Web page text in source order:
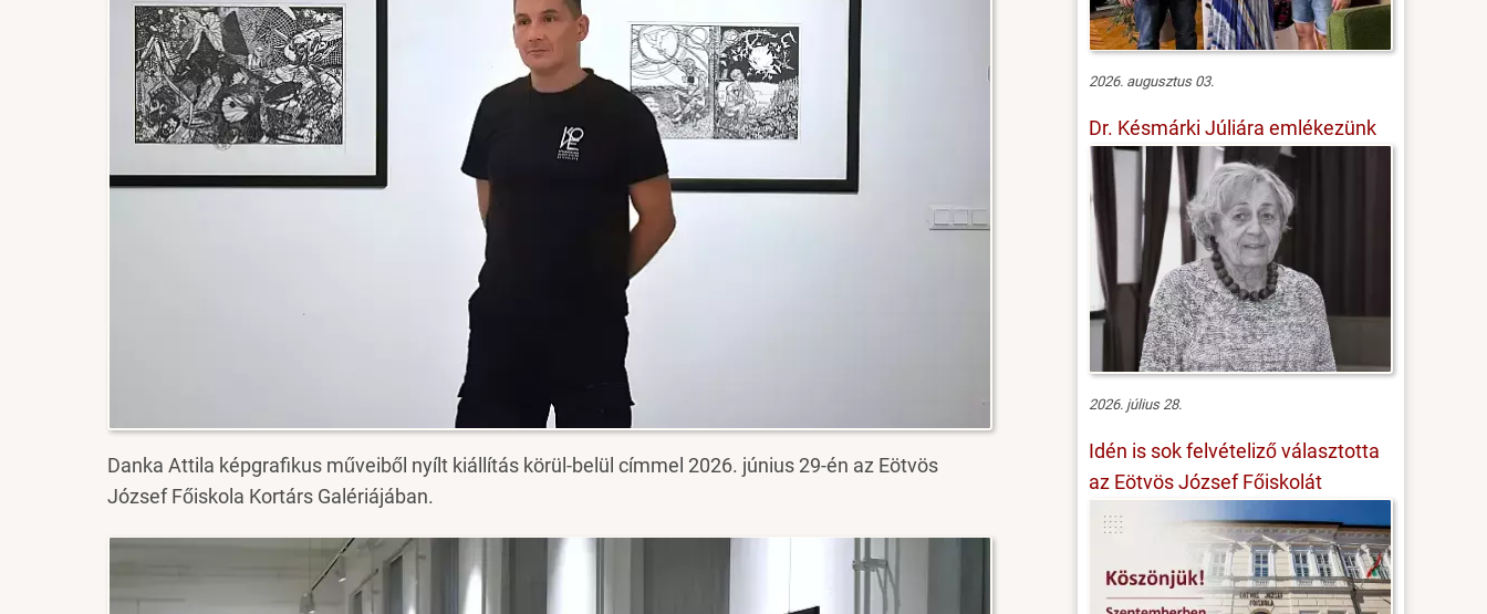
Danka Attila képgrafikus műveiből nyílt kiállítás körül-belül címmel 2026. június 29-én az Eötvös
József Főiskola Kortárs Galériájában.
2026. augusztus 03.
Dr. Késmárki Júliára emlékezünk
2026. július 28.
Idén is sok felvételiző választotta
az Eötvös József Főiskolát